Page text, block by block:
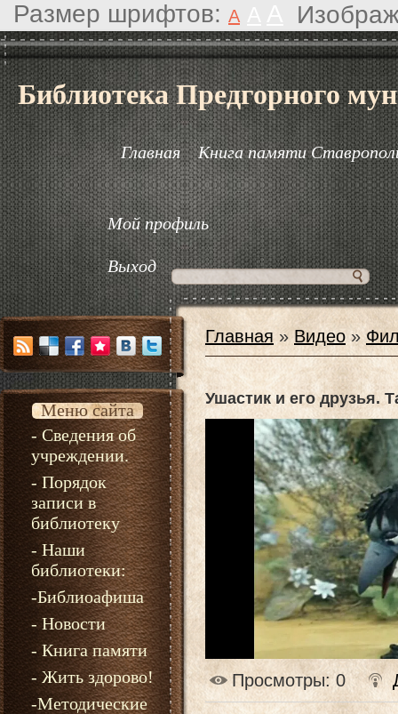
Размер шрифтов: A
Библиотека Предгорного
Главная Книга памяти
Мой профиль
Выход
Меню сайта
- Сведения об
учреждении.
- Порядок
записи в
библиотеку
- Наши
библиотеки:
-Библиоафиша
- Новости
- Книга памяти
- Жить здорово!
-Методические
Главная »Видео »
Ушастик и его друзья.
Просмотры: 0